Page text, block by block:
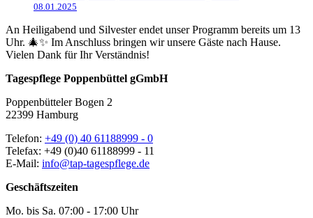
08.01.2025
An Heiligabend und Silvester endet unser Programm bereits um 13
Uhr. 🎄✨ Im Anschluss bringen wir unsere Gäste nach Hause.
Vielen Dank für Ihr Verständnis!
Tagespflege Poppenbüttel gGmbH
Poppenbütteler Bogen 2
22399 Hamburg
Telefon: +49 (0) 40 61188999 - 0
Telefax: +49 (0)40 61188999 - 11
E-Mail: info@tap-tagespflege.de
Geschäftszeiten
Mo. bis Sa. 07:00 - 17:00 Uhr